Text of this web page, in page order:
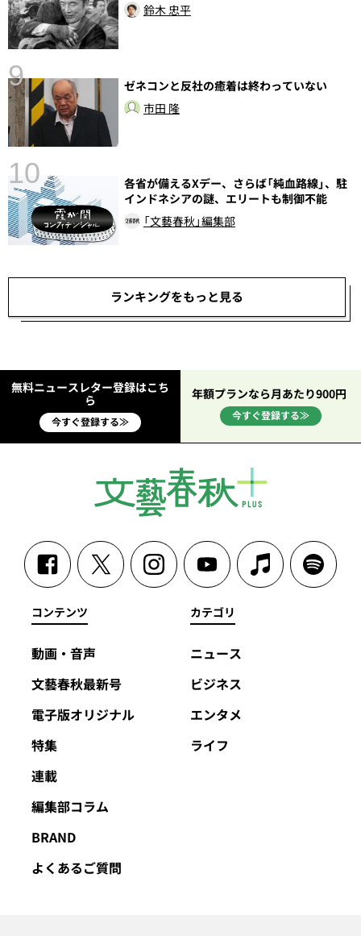
鈴木 忠平
9
ゼネコンと反社の癒着は終わっていない
市田 隆
10
各省が備えるXデー、さらば「純血路線」、駐
インドネシアの謎、エリートも制御不能
「文藝春秋」編集部
ランキングをもっと見る
無料ニュースレター登録はこち
ら
今すぐ登録する≫
年額プランなら月あたり900円
今すぐ登録する≫
コンテンツ
動画・音声
文藝春秋最新号
電子版オリジナル
特集
連載
編集部コラム
BRAND
よくあるご質問
カテゴリ
ニュース
ビジネス
エンタメ
ライフ